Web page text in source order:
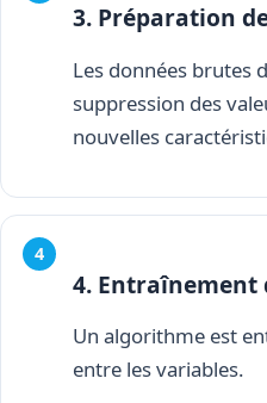
3. Préparation
Les données brutes
suppression des
nouvelles
4. Entraînement
Un algorithme est
entre les variables.